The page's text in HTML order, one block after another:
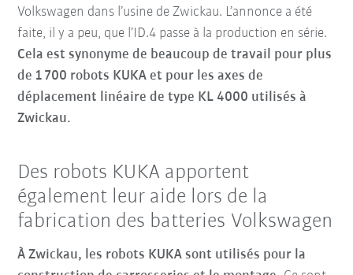
Volkswagen dans l’usine de Zwickau. L’annonce a été
faite, il y a peu, que l’ID.4 passe à la production en série.
Cela est synonyme de beaucoup de travail pour plus
de 1 700 robots KUKA et pour les axes de
déplacement linéaire de type KL 4000 utilisés à
Zwickau.
Des robots KUKA apportent
également leur aide lors de la
fabrication des batteries Volkswagen
À Zwickau, les robots KUKA sont utilisés pour la